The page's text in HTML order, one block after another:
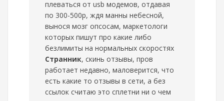
плеваться от usb модемов, отдавая
по 300-500р, ждя манны небесной,
вынося мозг опсосам, маркетологи
которых пишут про какие либо
безлимиты на нормальных скоростях
Странник, скинь отзывы, пров
работает недавно, маловерится, что
есть какие то отзывы в сети, а без
ссылок считаю это сплетни ни о чем